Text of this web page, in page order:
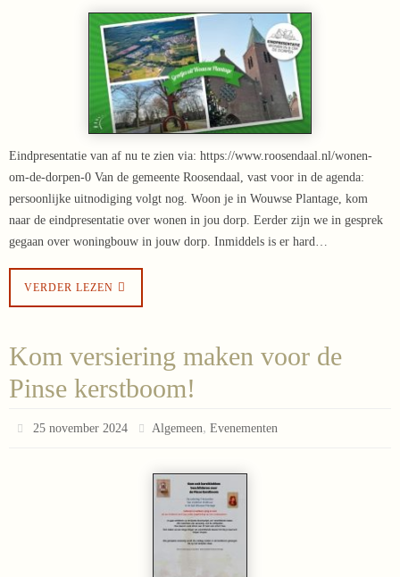
Eindpresentatie van af nu te zien via: https://www.roosendaal.nl/wonen-
om-de-dorpen-0 Van de gemeente Roosendaal, vast voor in de agenda:
persoonlijke uitnodiging volgt nog. Woon je in Wouwse Plantage, kom
naar de eindpresentatie over wonen in jou dorp. Eerder zijn we in gesprek
gegaan over woningbouw in jouw dorp. Inmiddels is er hard…
VERDER LEZEN
Kom versiering maken voor de
Pinse kerstboom!
25 november 2024 Algemeen, Evenementen